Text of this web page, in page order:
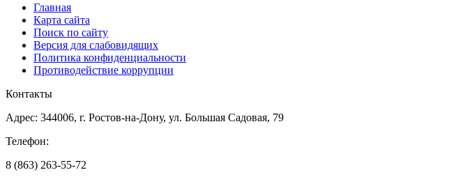
Главная
Карта сайта
Поиск по сайту
Версия для слабовидящих
Политика конфиденциальности
Противодействие коррупции
Контакты
Адрес: 344006, г. Ростов-на-Дону, ул. Большая Садовая, 79
Телефон:
8 (863) 263-55-72